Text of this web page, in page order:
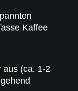
Kaffee
aus (ca. 1-2